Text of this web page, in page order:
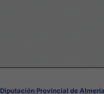
Diputación Provincial de